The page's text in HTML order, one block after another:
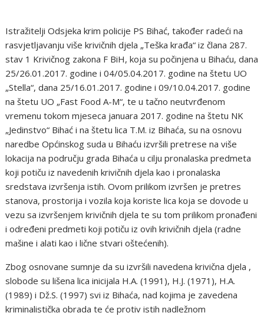
Istražitelji Odsjeka krim policije PS Bihać, također radeći na
rasvjetljavanju više krivičnih djela „Teška krađa“ iz člana 287.
stav 1 Krivičnog zakona F BiH, koja su počinjena u Bihaću, dana
25/26.01.2017. godine i 04/05.04.2017. godine na štetu UO
„Stella“, dana 25/16.01.2017. godine i 09/10.04.2017. godine
na štetu UO „Fast Food A-M“, te u tačno neutvrđenom
vremenu tokom mjeseca januara 2017. godine na štetu NK
„Jedinstvo“ Bihać i na štetu lica T.M. iz Bihaća, su na osnovu
naredbe Općinskog suda u Bihaću izvršili pretrese na više
lokacija na području grada Bihaća u cilju pronalaska predmeta
koji potiču iz navedenih krivičnih djela kao i pronalaska
sredstava izvršenja istih. Ovom prilikom izvršen je pretres
stanova, prostorija i vozila koja koriste lica koja se dovode u
vezu sa izvršenjem krivičnih djela te su tom prilikom pronađeni
i određeni predmeti koji potiču iz ovih krivičnih djela (radne
mašine i alati kao i lične stvari oštećenih).
Zbog osnovane sumnje da su izvršili navedena krivična djela ,
slobode su lišena lica inicijala H.A. (1991), H.J. (1971), H.A.
(1989) i Dž.S. (1997) svi iz Bihaća, nad kojima je zavedena
kriminalistička obrada te će protiv istih nadležnom